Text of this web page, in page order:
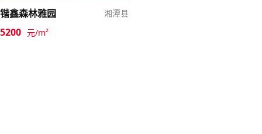
锴鑫森林雅园 湘潭县
5200 元/m²